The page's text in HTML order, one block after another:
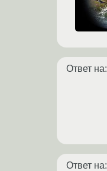
Ответ на:
Ответ на: